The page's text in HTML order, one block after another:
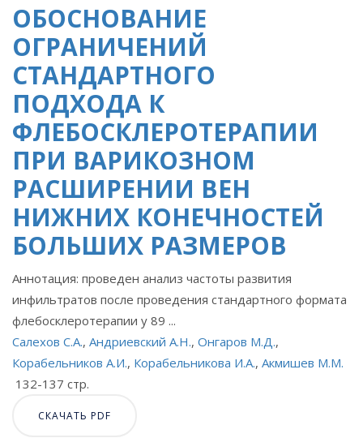
ОБОСНОВАНИЕ
ОГРАНИЧЕНИЙ
СТАНДАРТНОГО
ПОДХОДА К
ФЛЕБОСКЛЕРОТЕРАПИИ
ПРИ ВАРИКОЗНОМ
РАСШИРЕНИИ ВЕН
НИЖНИХ КОНЕЧНОСТЕЙ
БОЛЬШИХ РАЗМЕРОВ
Аннотация: проведен анализ частоты развития
инфильтратов после проведения стандартного формата
флебосклеротерапии у 89 ...
Салехов С.А., Андриевский А.Н., Онгаров М.Д.,
Корабельников А.И., Корабельникова И.А., Акмишев М.М.
132-137 стр.
СКАЧАТЬ PDF